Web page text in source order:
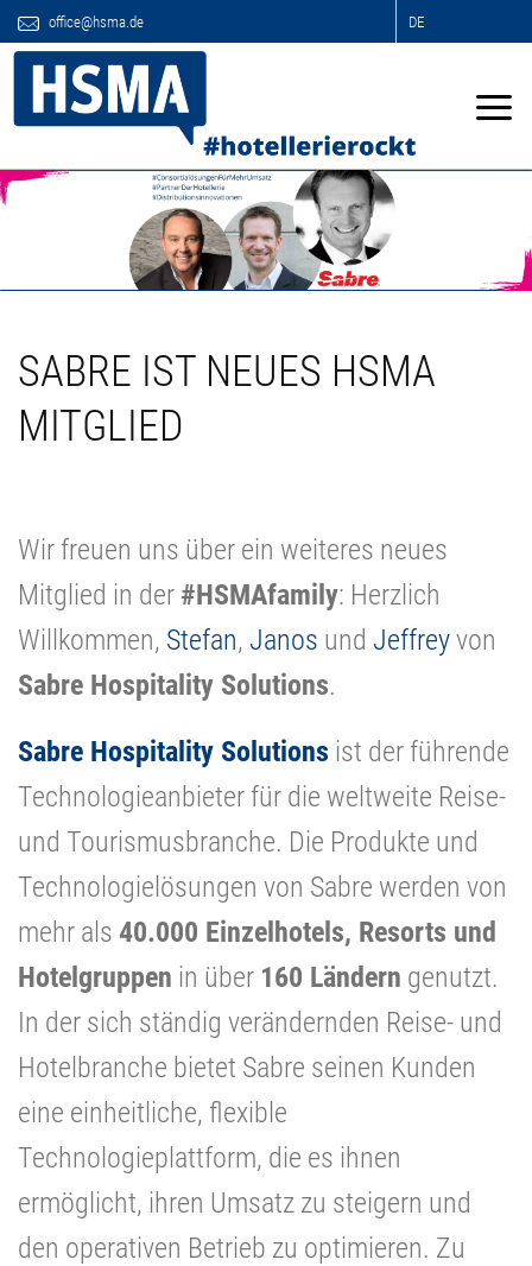
office@hsma.de DE
SABRE IST NEUES HSMA
MITGLIED
Wir freuen uns über ein weiteres neues
Mitglied in der #HSMAfamily: Herzlich
Willkommen, Stefan, Janos und Jeffreyvon
Sabre Hospitality Solutions.
Sabre Hospitality Solutions ist der führende
Technologieanbieter für die weltweite Reise-
und Tourismusbranche. Die Produkte und
Technologielösungen von Sabre werden von
mehr als 40.000 Einzelhotels, Resorts und
Hotelgruppen in über 160 Ländern genutzt.
In der sich ständig verändernden Reise- und
Hotelbranche bietet Sabre seinen Kunden
eine einheitliche, flexible
Technologieplattform, die es ihnen
ermöglicht, ihren Umsatz zu steigern und
den operativen Betrieb zu optimieren. Zu